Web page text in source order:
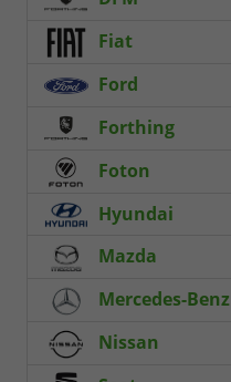
Fiat
Ford
Forthing
Foton
Hyundai
Mazda
Mercedes-Benz
Nissan